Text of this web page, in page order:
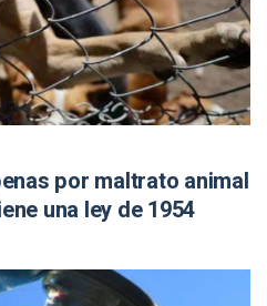
por maltrato animal
una ley de 1954